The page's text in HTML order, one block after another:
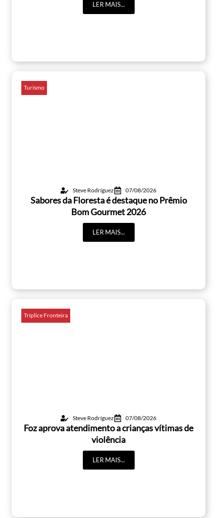
LER MAIS...
Turismo
Steve Rodríguez 07/08/2026
Sabores da Floresta é destaque no Prêmio
Bom Gourmet 2026
LER MAIS...
Tríplice Fronteira
Steve Rodríguez 07/08/2026
Foz aprova atendimento a crianças vítimas de
violência
LER MAIS...